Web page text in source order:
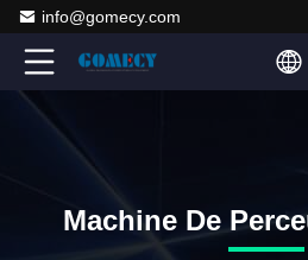
info@gomecy.com
Machine De